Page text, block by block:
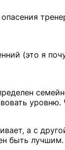
(это я
а с
быть лучшим.